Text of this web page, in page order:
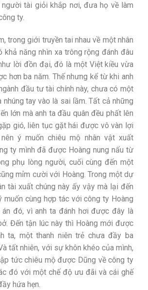
tài giỏi khắp nơi, đưa họ về làm
ty.
trong giới truyền tai nhau về một nhân
khả năng nhìn xa trông rộng đánh đâu
lời đồn đại, đó là một Việt kiều vừa
hơn ba năm. Thế nhưng kể từ khi anh
đầu tư tài chính này, chưa có một
nhúng tay vào là sai lầm. Tất cả những
lớn mà anh ta đầu quân đều phất lên
gió, liên tục gặt hái được vô vàn lợi
ý muốn chiêu mộ nhân vật xuất
ty mình đã được Hoàng nung nấu từ
phụ lòng người, cuối cùng đến một
mỉm cười với Hoàng. Trong một dự
tài xuất chúng này ấy vậy mà lại đến
muốn cùng hợp tác với công ty Hoàng
đó, vì anh ta đánh hơi được đây là
Đến tận lúc này thì Hoàng mới được
ta, một thanh niên trẻ chưa đầy ba
tất nhiên, với sự khôn khéo của mình,
tức chiêu mộ được Dũng về công ty
đó với một chế độ ưu đãi và cái ghế
hứa hẹn.